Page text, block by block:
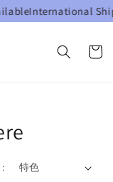
International